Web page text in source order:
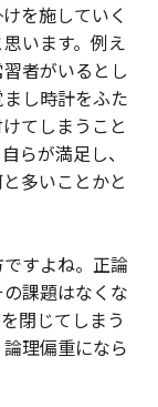
を施していく
います。例え
者がいるとし
し時計をふた
てしまうこと
らが満足し、
多いことかと
すよね。正論
課題はなくな
閉じてしまう
理偏重になら